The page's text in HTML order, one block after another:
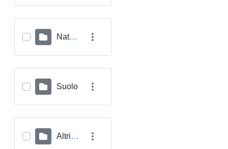
Natura
Suolo
Altri Archivi